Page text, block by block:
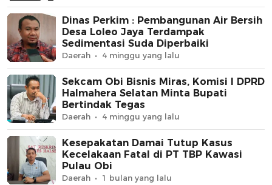
Dinas Perkim : Pembangunan Air Bersih
Desa Loleo Jaya Terdampak
Sedimentasi Suda Diperbaiki
Daerah 4 minggu yang lalu
Sekcam Obi Bisnis Miras, Komisi I DPRD
Halmahera Selatan Minta Bupati
Bertindak Tegas
Daerah 4 minggu yang lalu
Kesepakatan Damai Tutup Kasus
Kecelakaan Fatal di PT TBP Kawasi
Pulau Obi
Daerah 1 bulan yang lalu